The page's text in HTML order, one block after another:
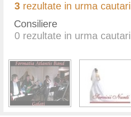
3 rezultate in urma
Consiliere
0 rezultate in urma